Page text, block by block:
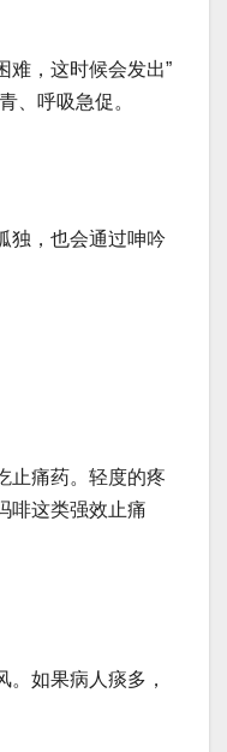
难，这时候会发出”
、呼吸急促。
独，也会通过呻吟
止痛药。轻度的疼
啡这类强效止痛
。如果病人痰多，